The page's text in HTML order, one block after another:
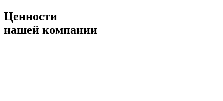
Ценности
нашей компании